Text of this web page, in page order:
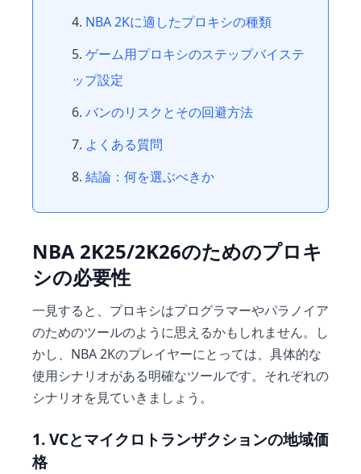
NBA 2Kに適したプロキシの種類
ゲーム用プロキシのステップバイステ
ップ設定
バンのリスクとその回避方法
よくある質問
結論：何を選ぶべきか
NBA 2K25/2K26のためのプロキ
シの必要性
一見すると、プロキシはプログラマーやパラノイア
のためのツールのように思えるかもしれません。し
かし、NBA 2Kのプレイヤーにとっては、具体的な
使用シナリオがある明確なツールです。それぞれの
シナリオを見ていきましょう。
1. VCとマイクロトランザクションの地域価
格